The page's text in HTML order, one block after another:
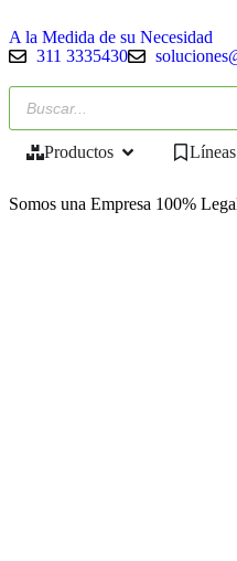
A la Medida de su Necesidad
311 3335430
Productos
Somos una Empresa 100%